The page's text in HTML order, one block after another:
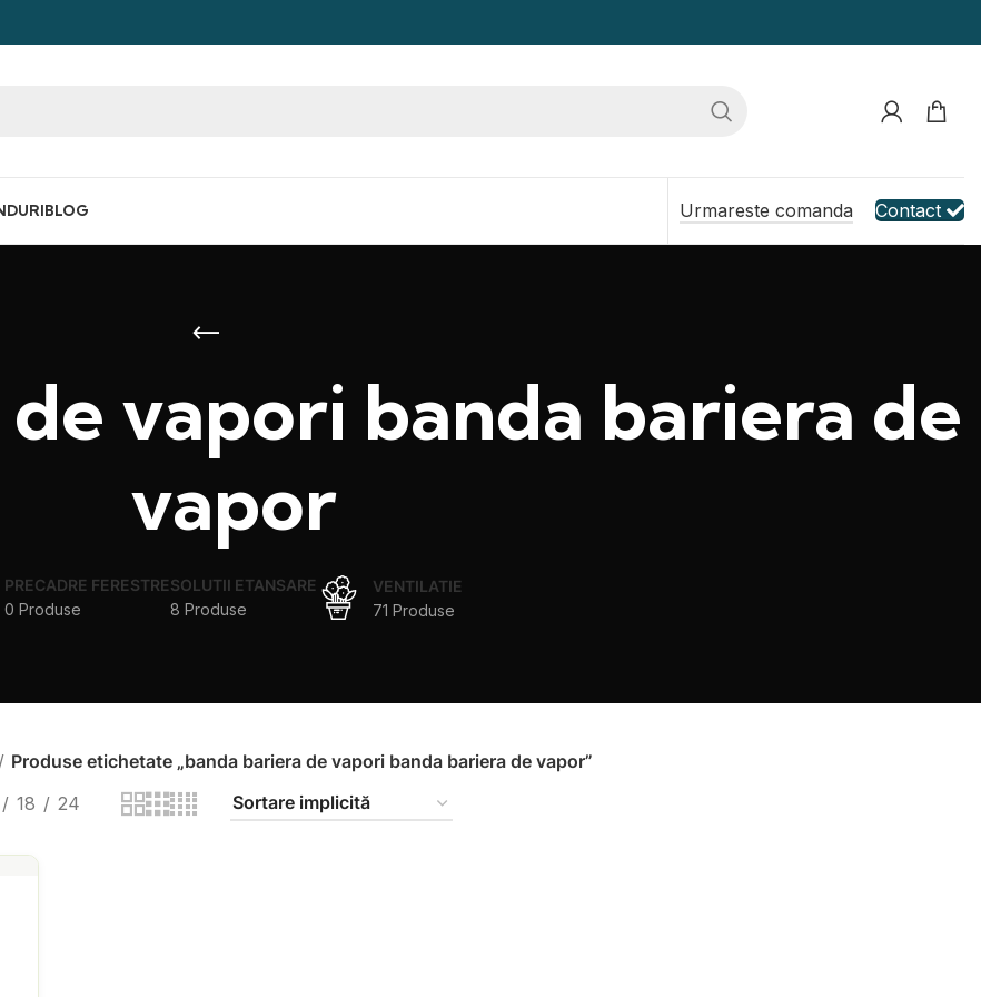
BLOG Urmareste comanda Contact
vapori banda bariera de
vapor
PRECADRE FERESTRE
0 Produse
SOLUTII ETANSARE
8 Produse
VENTILATIE
71 Produse
Produse etichetate „banda bariera de vapori banda bariera de vapor”
18 24